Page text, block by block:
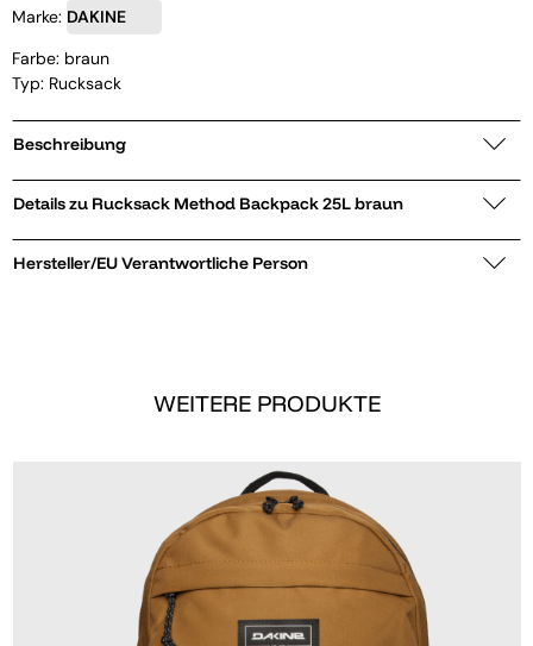
Marke: DAKINE
Farbe: braun
Typ: Rucksack
Beschreibung
Details zu Rucksack Method Backpack 25L braun
Hersteller/EU Verantwortliche Person
WEITERE PRODUKTE